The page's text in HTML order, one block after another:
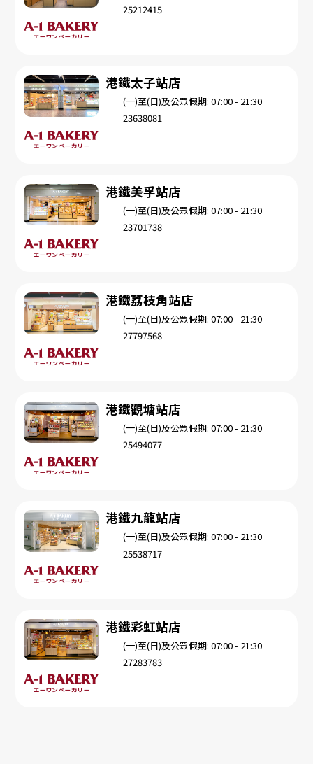
25212415
港鐵太子站店
(一)至(日)及公眾假期: 07:00 - 21:30
23638081
港鐵美孚站店
(一)至(日)及公眾假期: 07:00 - 21:30
23701738
港鐵荔枝角站店
(一)至(日)及公眾假期: 07:00 - 21:30
27797568
港鐵觀塘站店
(一)至(日)及公眾假期: 07:00 - 21:30
25494077
港鐵九龍站店
(一)至(日)及公眾假期: 07:00 - 21:30
25538717
港鐵彩虹站店
(一)至(日)及公眾假期: 07:00 - 21:30
27283783